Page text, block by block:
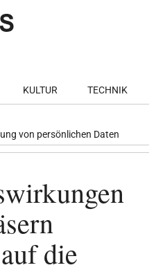
KULTUR TECHNIK
von persönlichen Daten
die